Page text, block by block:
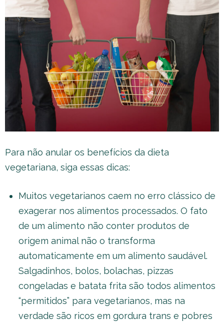
Para não anular os benefícios da dieta
vegetariana, siga essas dicas:
Muitos vegetarianos caem no erro clássico de
exagerar nos alimentos processados. O fato
de um alimento não conter produtos de
origem animal não o transforma
automaticamente em um alimento saudável.
Salgadinhos, bolos, bolachas, pizzas
congeladas e batata frita são todos alimentos
“permitidos” para vegetarianos, mas na
verdade são ricos em gordura trans e pobres